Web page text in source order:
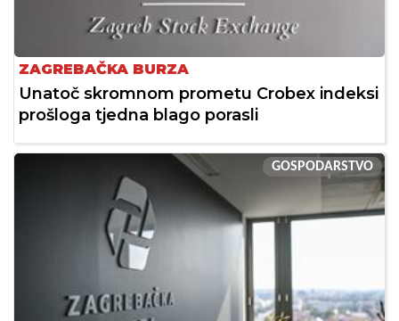
ZAGREBAČKA BURZA
Unatoč skromnom prometu Crobex indeksi
prošloga tjedna blago porasli
GOSPODARSTVO